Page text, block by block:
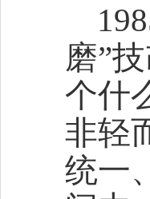
磨”
个什
非轻
统一